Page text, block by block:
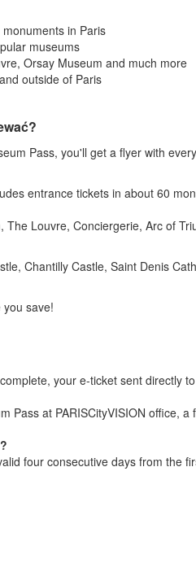
in Paris
museums
Orsay Museum and much more
outside of Paris
Pass, you'll get a flyer with
entrance tickets in about 60
The Louvre, Conciergerie, Arc of
Chantilly Castle, Saint Denis
save!
your e-ticket sent directly
Pass at PARISCityVISION office,
four consecutive days from the